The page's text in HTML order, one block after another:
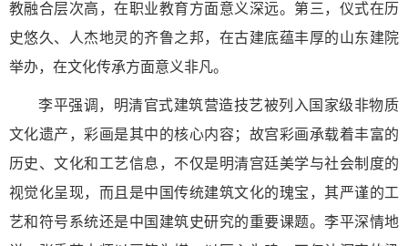
教融合层次高，在职业教育方面意义深远。第三，仪式在历
史悠久、人杰地灵的齐鲁之邦，在古建底蕴丰厚的山东建院
举办，在文化传承方面意义非凡。
李平强调，明清官式建筑营造技艺被列入国家级非物质
文化遗产，彩画是其中的核心内容；故宫彩画承载着丰富的
历史、文化和工艺信息，不仅是明清宫廷美学与社会制度的
视觉化呈现，而且是中国传统建筑文化的瑰宝，其严谨的工
艺和符号系统还是中国建筑史研究的重要课题。李平深情地